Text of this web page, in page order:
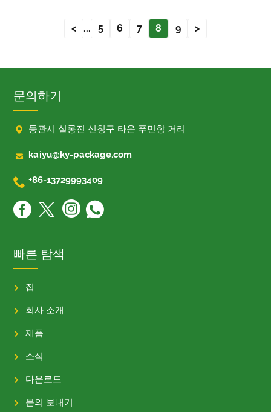
< ... 5 6 7 8 9 >
문의하기
 둥관시 실롱진 신청구 타운 푸민항 거리
 kaiyu@ky-package.com
 +86-13729993409
빠른 탐색
집
회사 소개
제품
소식
다운로드
문의 보내기